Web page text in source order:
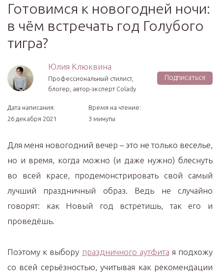
Готовимся к новогодней ночи:
в чём встречать год Голубого
тигра?
Юлия Клюквина
Профессиональный стилист,
блогер, автор-эксперт Colady
Подписаться
Дата написания:
26 декабря 2021
Время на чтение:
3 минуты
Для меня новогодний вечер – это не только веселье,
но и время, когда можно (и даже нужно) блеснуть
во всей красе, продемонстрировать свой самый
лучший праздничный образ. Ведь не случайно
говорят: как Новый год встретишь, так его и
проведёшь.
Поэтому к выбору праздничного аутфита я подхожу
со всей серьёзностью, учитывая как рекомендации